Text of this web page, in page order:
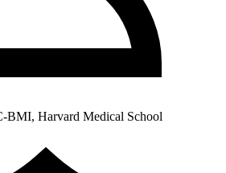
BMI, Harvard Medical School